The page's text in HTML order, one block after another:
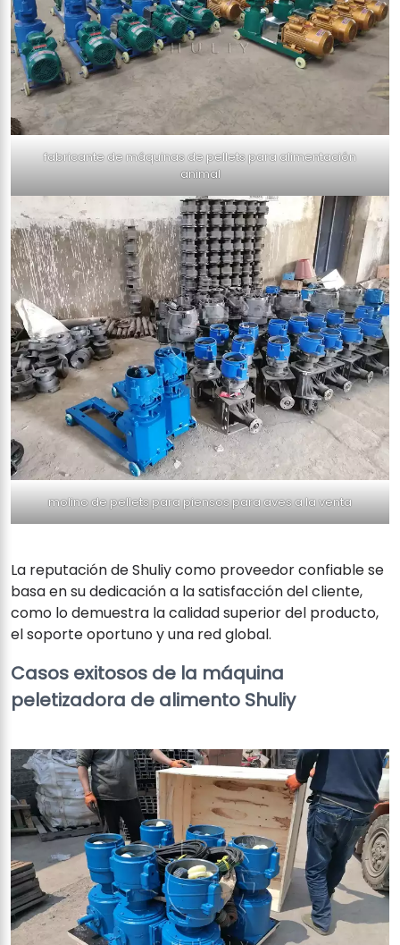
fabricante de máquinas de pellets para alimentación
animal
molino de pellets para piensos para aves a la venta
La reputación de Shuliy como proveedor confiable se
basa en su dedicación a la satisfacción del cliente,
como lo demuestra la calidad superior del producto,
el soporte oportuno y una red global.
Casos exitosos de la máquina
peletizadora de alimento Shuliy